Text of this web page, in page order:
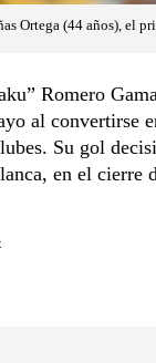
Ortega (44 años), el
Romero
al convertirse
Su gol
en el cierre